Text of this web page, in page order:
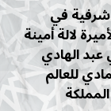
شرفية في
لالة أمينة
الهادي
للعالم